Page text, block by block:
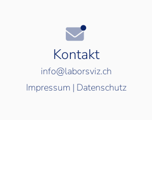
Kontakt
info@laborsviz.ch
Impressum | Datenschutz